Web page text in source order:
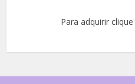
Para adquirir